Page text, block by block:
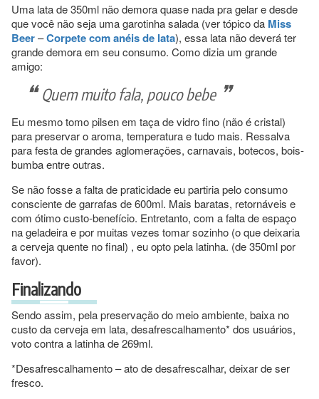
Uma lata de 350ml não demora quase nada pra gelar e desde
que você não seja uma garotinha salada (ver tópico da Miss
Beer–Corpete com anéis de lata), essa lata não deverá ter
grande demora em seu consumo. Como dizia um grande
amigo:
Quem muito fala, pouco bebe
Eu mesmo tomo pilsen em taça de vidro fino (não é cristal)
para preservar o aroma, temperatura e tudo mais. Ressalva
para festa de grandes aglomerações, carnavais, botecos, bois-
bumba entre outras.
Se não fosse a falta de praticidade eu partiria pelo consumo
consciente de garrafas de 600ml. Mais baratas, retornáveis e
com ótimo custo-benefício. Entretanto, com a falta de espaço
na geladeira e por muitas vezes tomar sozinho (o que deixaria
a cerveja quente no final) , eu opto pela latinha. (de 350ml por
favor).
Finalizando
Sendo assim, pela preservação do meio ambiente, baixa no
custo da cerveja em lata, desafrescalhamento* dos usuários,
voto contra a latinha de 269ml.
*Desafrescalhamento – ato de desafrescalhar, deixar de ser
fresco.